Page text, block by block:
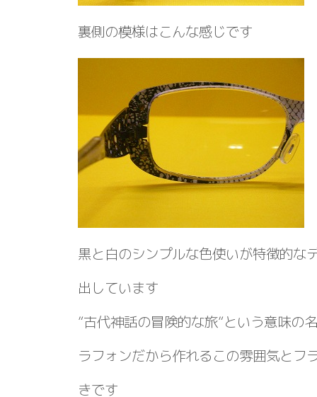
裏側の模様はこんな感じです
黒と白のシンプルな色使いが特徴的な
出しています
”古代神話の冒険的な旅”という意味の
ラフォンだから作れるこの雰囲気とフ
きです